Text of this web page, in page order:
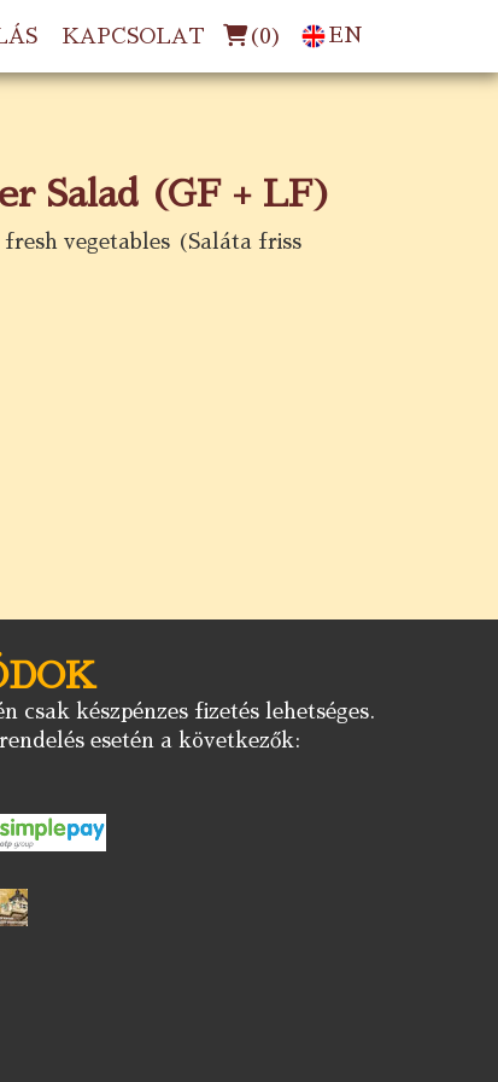
KAPCSOLAT (0) EN
Salad (GF + LF)
vegetables (Saláta friss
csak készpénzes fizetés lehetséges.
esetén a következők: